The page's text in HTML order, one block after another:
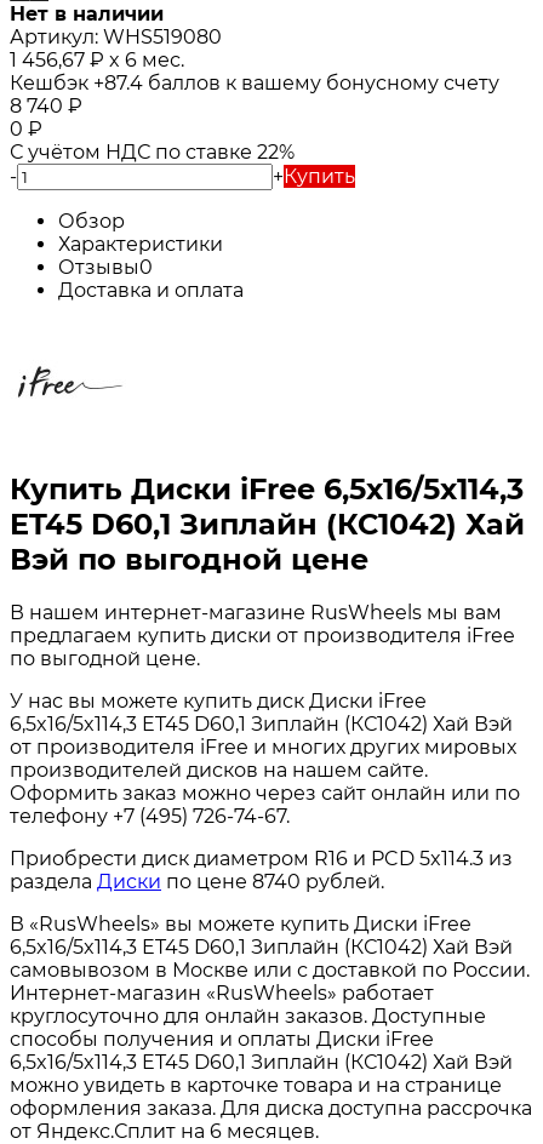
Нет в наличии
Артикул: WHS519080
1 456,67 ₽ x 6 мес.
Кешбэк +87.4 баллов к вашему бонусному счету
8 740 ₽
0 ₽
С учётом НДС по ставке 22%
-
+Купить
Обзор
Характеристики
Отзывы0
Доставка и оплата
Купить Диски iFree 6,5x16/5x114,3
ET45 D60,1 Зиплайн (КС1042) Хай
Вэй по выгодной цене
В нашем интернет-магазине RusWheels мы вам
предлагаем купить диски от производителя iFree
по выгодной цене.
У нас вы можете купить диск Диски iFree
6,5x16/5x114,3 ET45 D60,1 Зиплайн (КС1042) Хай Вэй
от производителя iFree и многих других мировых
производителей дисков на нашем сайте.
Оформить заказ можно через сайт онлайн или по
телефону +7 (495) 726-74-67.
Приобрести диск диаметром R16 и PCD 5x114.3 из
раздела Диски по цене 8740 рублей.
В «RusWheels» вы можете купить Диски iFree
6,5x16/5x114,3 ET45 D60,1 Зиплайн (КС1042) Хай Вэй
самовывозом в Москве или с доставкой по России.
Интернет-магазин «RusWheels» работает
круглосуточно для онлайн заказов. Доступные
способы получения и оплаты Диски iFree
6,5x16/5x114,3 ET45 D60,1 Зиплайн (КС1042) Хай Вэй
можно увидеть в карточке товара и на странице
оформления заказа. Для диска доступна рассрочка
от Яндекс.Сплит на 6 месяцев.